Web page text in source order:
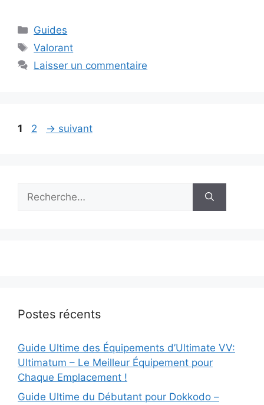
Catégories
Guides
Étiquettes
Valorant
Laisser un commentaire
Page
1 Page
2 → suivant
Postes récents
Guide Ultime des Équipements d’Ultimate VV:
Ultimatum – Le Meilleur Équipement pour
Chaque Emplacement !
Guide Ultime du Débutant pour Dokkodo –